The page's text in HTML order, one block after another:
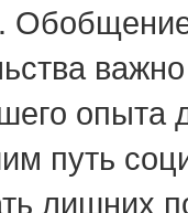
Обобщение
опыта
путь
лишних